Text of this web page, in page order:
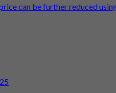
can be further reduced